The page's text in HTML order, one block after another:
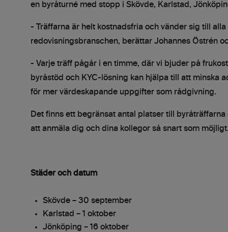
en byråturné med stopp i Skövde, Karlstad,
- Träffarna är helt kostnadsfria och vänder sig till
redovisningsbranschen, berättar Johannes Östrén
- Varje träff pågår i en timme, där vi bjuder på
byråstöd och KYC-lösning kan hjälpa till att minska
för mer värdeskapande uppgifter som rådgivning.
Det finns ett begränsat antal platser till
att anmäla dig och dina kollegor så snart som
Städer och datum
Skövde – 30 september
Karlstad – 1 oktober
Jönköping – 16 oktober